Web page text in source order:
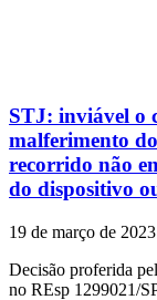
STJ: inviável o
malferimento
recorrido não
do dispositivo
19 de março de 2023
Decisão proferida
no REsp 1299021/